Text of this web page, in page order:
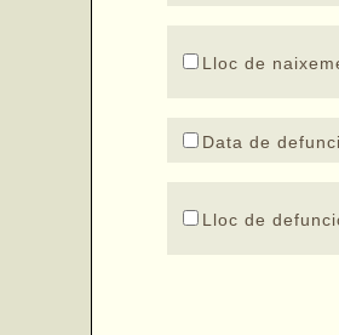
Lloc de
Data de
Lloc de